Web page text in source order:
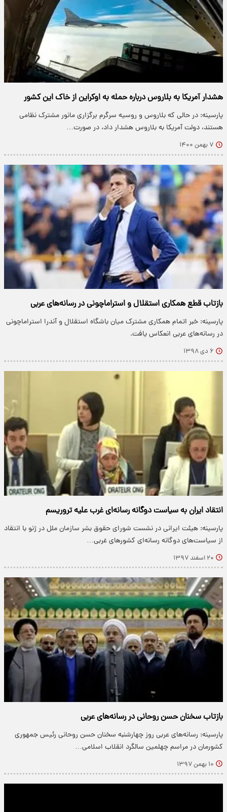
هشدار آمریکا به بلاروس درباره حمله به اوکراین از خاک این کشور
پارسینه: در حالی که بلاروس و روسیه سرگرم برگزاری مانور مشترک نظامی
هستند، دولت آمریکا به بلاروس هشدار داد، در صورت…
۷ بهمن ۱۴۰۰
بازتاب قطع همکاری استقلال و استراماچونی در رسانه‌های عربی
پارسینه: خبر اتمام همکاری مشترک میان باشگاه استقلال و آندرا استراماچونی
در رسانه‌های عربی انعکاس یافت.
۶ دی ۱۳۹۸
انتقاد ایران به سیاست‌ دوگانه رسانه‌ای غرب علیه تروریسم
پارسینه: هیئت ایرانی در نشست شورای حقوق بشر سازمان ملل در ژنو با انتقاد
از سیاست‌های دوگانه رسانه‌ای کشورهای غربی…
۲۰ اسفند ۱۳۹۷
بازتاب سخنان حسن روحانی در رسانه‌های عربی
پارسینه: رسانه‌های عربی روز چهارشنبه سخنان حسن روحانی رئیس جمهوری
کشورمان در مراسم چهلمین سالگرد انقلاب اسلامی…
۱۰ بهمن ۱۳۹۷